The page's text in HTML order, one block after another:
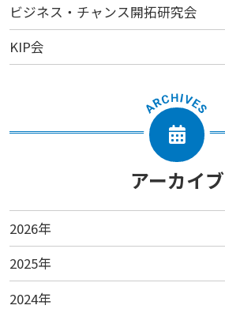
ビジネス・チャンス開拓研究会
KIP会
アーカイブ
2026年
2025年
2024年